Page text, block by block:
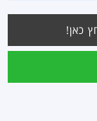
כאן!